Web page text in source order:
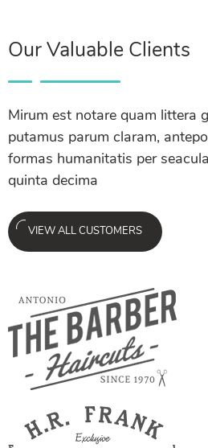
Our Valuable Clients
Mirum est notare quam littera
putamus parum claram,
formas humanitatis per
quinta decima
VIEW ALL CUSTOMERS